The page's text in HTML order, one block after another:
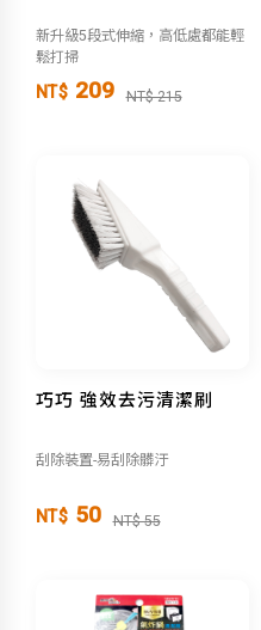
新升級5段式伸縮，高低處都能輕
鬆打掃
NT$ 209 NT$ 215
巧巧 強效去污清潔刷
刮除裝置-易刮除髒汙
NT$ 50 NT$ 55